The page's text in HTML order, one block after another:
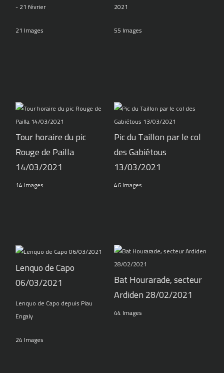
- 21 février
21 Images
2021
55 Images
Tour horaire du pic
Rouge de Pailla
14/03/2021
14 Images
Pic du Taillon par le col
des Gabiétous
13/03/2021
46 Images
Lenquo de Capo
06/03/2021
Lenquo de Capo depuis Piau
Engaly
24 Images
Bat Hourarade, secteur
Ardiden 28/02/2021
44 Images